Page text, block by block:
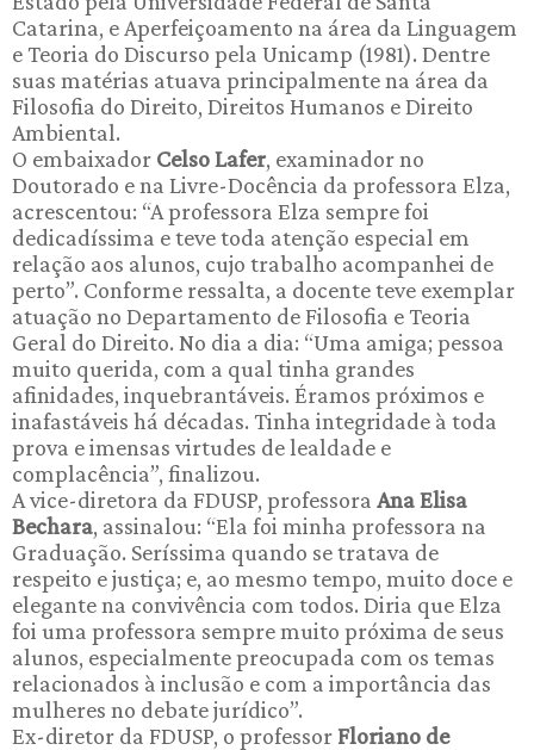
Catarina, e Aperfeiçoamento na área da Linguagem
e Teoria do Discurso pela Unicamp (1981). Dentre
suas matérias atuava principalmente na área da
Filosofia do Direito, Direitos Humanos e Direito
Ambiental.
O embaixador Celso Lafer, examinador no
Doutorado e na Livre-Docência da professora Elza,
acrescentou: “A professora Elza sempre foi
dedicadíssima e teve toda atenção especial em
relação aos alunos, cujo trabalho acompanhei de
perto”. Conforme ressalta, a docente teve exemplar
atuação no Departamento de Filosofia e Teoria
Geral do Direito. No dia a dia: “Uma amiga; pessoa
muito querida, com a qual tinha grandes
afinidades, inquebrantáveis. Éramos próximos e
inafastáveis há décadas. Tinha integridade à toda
prova e imensas virtudes de lealdade e
complacência”, finalizou.
A vice-diretora da FDUSP, professora Ana Elisa
Bechara, assinalou: “Ela foi minha professora na
Graduação. Seríssima quando se tratava de
respeito e justiça; e, ao mesmo tempo, muito doce e
elegante na convivência com todos. Diria que Elza
foi uma professora sempre muito próxima de seus
alunos, especialmente preocupada com os temas
relacionados à inclusão e com a importância das
mulheres no debate jurídico”.
Ex-diretor da FDUSP, o professorFloriano de